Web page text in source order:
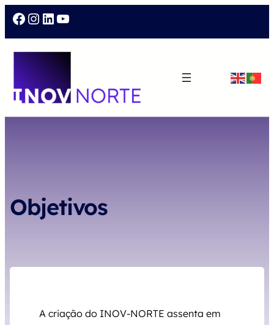
Facebook Instagram LinkedIn YouTube
Objetivos
A criação do INOV-NORTE assenta em